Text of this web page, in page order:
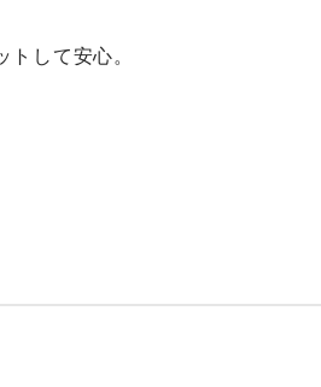
して安心。